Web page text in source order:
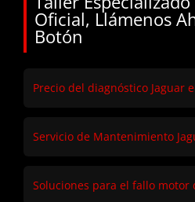
Oficial, Llámenos
Botón
Precio del diagnóstico Jaguar
Servicio de Mantenimiento
Soluciones para el fallo motor